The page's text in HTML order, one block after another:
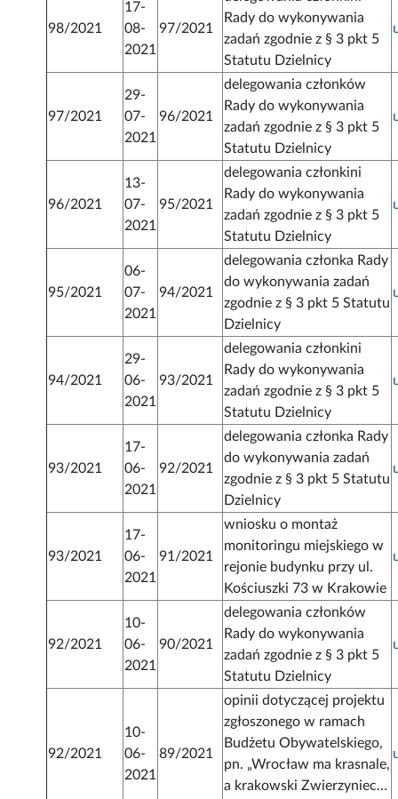
98/2021
17-
08-
2021
97/2021
Rady do wykonywania
zadań zgodnie z § 3 pkt 5
Statutu Dzielnicy
97/2021
29-
07-
2021
96/2021
delegowania członków
Rady do wykonywania
zadań zgodnie z § 3 pkt 5
Statutu Dzielnicy
96/2021
13-
07-
2021
95/2021
delegowania członkini
Rady do wykonywania
zadań zgodnie z § 3 pkt 5
Statutu Dzielnicy
95/2021
06-
07-
2021
94/2021
delegowania członka Rady
do wykonywania zadań
zgodnie z § 3 pkt 5 Statutu
Dzielnicy
94/2021
29-
06-
2021
93/2021
delegowania członkini
Rady do wykonywania
zadań zgodnie z § 3 pkt 5
Statutu Dzielnicy
93/2021
17-
06-
2021
92/2021
delegowania członka Rady
do wykonywania zadań
zgodnie z § 3 pkt 5 Statutu
Dzielnicy
93/2021
17-
06-
2021
91/2021
wniosku o montaż
monitoringu miejskiego w
rejonie budynku przy ul.
Kościuszki 73 w Krakowie
92/2021
10-
06-
2021
90/2021
delegowania członków
Rady do wykonywania
zadań zgodnie z § 3 pkt 5
Statutu Dzielnicy
92/2021
10-
06-
2021
89/2021
opinii dotyczącej projektu
zgłoszonego w ramach
Budżetu Obywatelskiego,
pn. „Wrocław ma krasnale,
a krakowski Zwierzyniec…